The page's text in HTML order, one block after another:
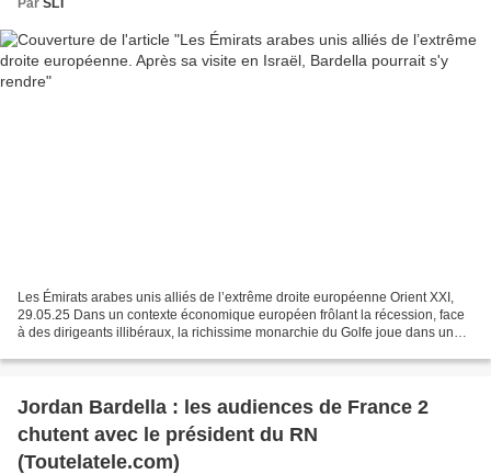
Par SLT
Les Émirats arabes unis alliés de l’extrême droite européenne Orient XXI,
29.05.25 Dans un contexte économique européen frôlant la récession, face
à des dirigeants illibéraux, la richissime monarchie du Golfe joue dans une
Jordan Bardella : les audiences de France 2
chutent avec le président du RN
(Toutelatele.com)